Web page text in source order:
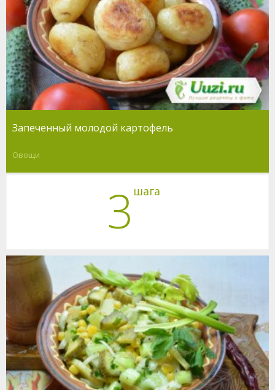
Запеченный молодой картофель
Овощи
3 шага